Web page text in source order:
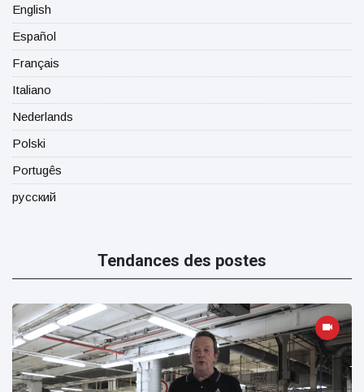
English
Español
Français
Italiano
Nederlands
Polski
Portugês
русский
Tendances des postes